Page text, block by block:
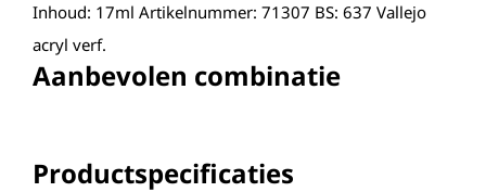
Inhoud: 17ml Artikelnummer: 71307 BS: 637 Vallejo
acryl verf.
Aanbevolen combinatie
Productspecificaties